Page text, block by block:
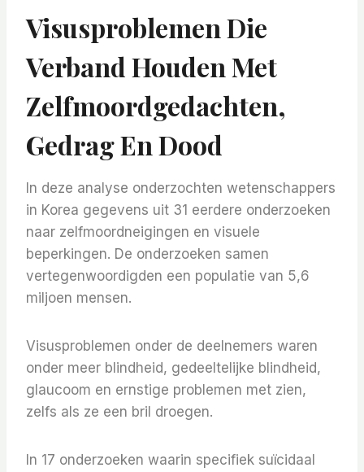
Visusproblemen Die
Verband Houden Met
Zelfmoordgedachten,
Gedrag En Dood
In deze analyse onderzochten wetenschappers
in Korea gegevens uit 31 eerdere onderzoeken
naar zelfmoordneigingen en visuele
beperkingen. De onderzoeken samen
vertegenwoordigden een populatie van 5,6
miljoen mensen.
Visusproblemen onder de deelnemers waren
onder meer blindheid, gedeeltelijke blindheid,
glaucoom en ernstige problemen met zien,
zelfs als ze een bril droegen.
In 17 onderzoeken waarin specifiek suïcidaal